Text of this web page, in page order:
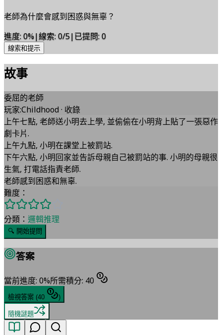
老師為什麼會感到困惑與無辜？
進度:0%|線索:0/5|已提問:0
線索和提示
故事
委屈的老師
玩家:Childhood · 收錄
上午七點, 老師送小明去上學, 並偷偷在小明背上貼了一張惡作
劇卡片.
上午九點, 小明在課堂上被罰站.
下午六點, 小明回家並告訴母親自己被罰站的事. 小明的母親很
生氣, 打電話指責老師.
老師感到困惑和無辜.
難度：
分類： 邏輯推理
🔍 開始提問
答案
當前進度: 0%所需積分: 40
檢視答案 (40 )
隨機謎題